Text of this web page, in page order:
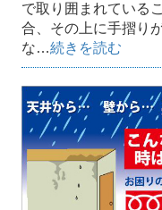
で取り囲まれている
合、その上に手摺り
な…続きを読む